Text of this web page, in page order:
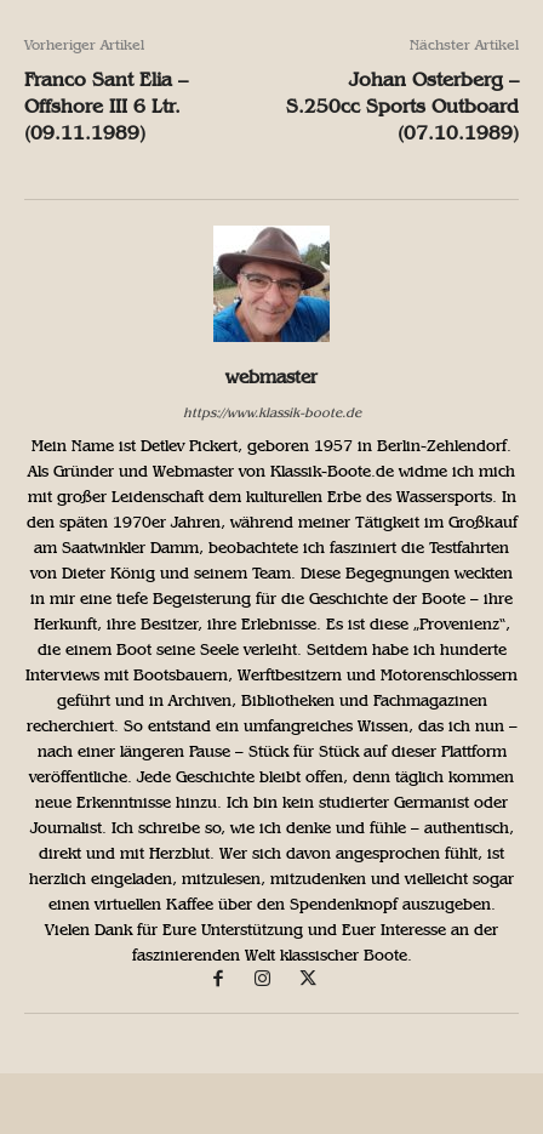
Vorheriger Artikel
Franco Sant Elia –
Offshore III 6 Ltr.
(09.11.1989)
Nächster Artikel
Johan Osterberg –
S.250cc Sports Outboard
(07.10.1989)
webmaster
https://www.klassik-boote.de
Mein Name ist Detlev Pickert, geboren 1957 in Berlin-Zehlendorf.
Als Gründer und Webmaster von Klassik-Boote.de widme ich mich
mit großer Leidenschaft dem kulturellen Erbe des Wassersports. In
den späten 1970er Jahren, während meiner Tätigkeit im Großkauf
am Saatwinkler Damm, beobachtete ich fasziniert die Testfahrten
von Dieter König und seinem Team. Diese Begegnungen weckten
in mir eine tiefe Begeisterung für die Geschichte der Boote – ihre
Herkunft, ihre Besitzer, ihre Erlebnisse. Es ist diese „Provenienz“,
die einem Boot seine Seele verleiht. Seitdem habe ich hunderte
Interviews mit Bootsbauern, Werftbesitzern und Motorenschlossern
geführt und in Archiven, Bibliotheken und Fachmagazinen
recherchiert. So entstand ein umfangreiches Wissen, das ich nun –
nach einer längeren Pause – Stück für Stück auf dieser Plattform
veröffentliche. Jede Geschichte bleibt offen, denn täglich kommen
neue Erkenntnisse hinzu. Ich bin kein studierter Germanist oder
Journalist. Ich schreibe so, wie ich denke und fühle – authentisch,
direkt und mit Herzblut. Wer sich davon angesprochen fühlt, ist
herzlich eingeladen, mitzulesen, mitzudenken und vielleicht sogar
einen virtuellen Kaffee über den Spendenknopf auszugeben.
Vielen Dank für Eure Unterstützung und Euer Interesse an der
faszinierenden Welt klassischer Boote.